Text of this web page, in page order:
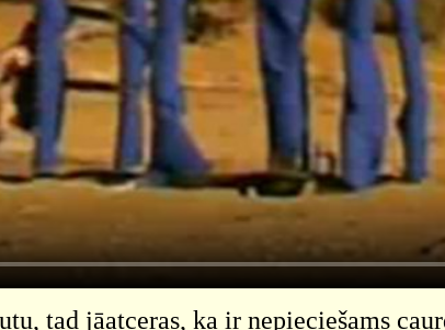
tad jāatceras, ka ir nepieciešams